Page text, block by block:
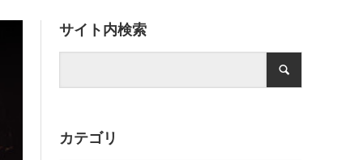
サイト内検索
カテゴリ